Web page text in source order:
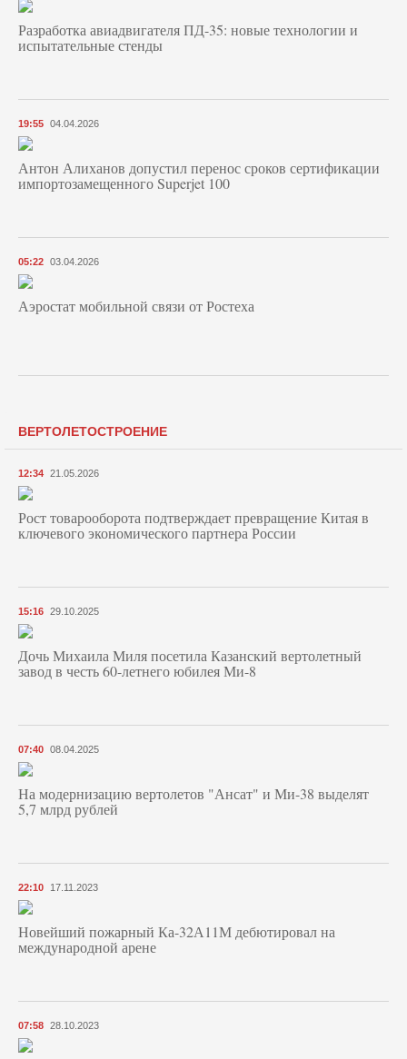
Разработка авиадвигателя ПД-35: новые технологии и
испытательные стенды
19:55 04.04.2026
Антон Алиханов допустил перенос сроков сертификации
импортозамещенного Superjet 100
05:22 03.04.2026
Аэростат мобильной связи от Ростеха
ВЕРТОЛЕТОСТРОЕНИЕ
12:34 21.05.2026
Рост товарооборота подтверждает превращение Китая в
ключевого экономического партнера России
15:16 29.10.2025
Дочь Михаила Миля посетила Казанский вертолетный
завод в честь 60-летнего юбилея Ми-8
07:40 08.04.2025
На модернизацию вертолетов "Ансат" и Ми-38 выделят
5,7 млрд рублей
22:10 17.11.2023
Новейший пожарный Ка-32А11М дебютировал на
международной арене
07:58 28.10.2023